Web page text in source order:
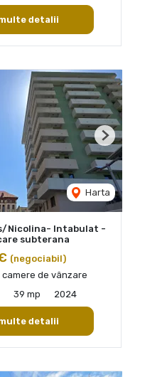
detalii
Harta
Next
Nicolina- Intabulat -
subterana
(negociabil)
de vânzare
39 mp 2024
detalii